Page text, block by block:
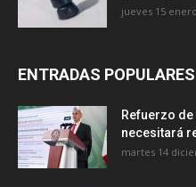
jueves 15
ENTRADAS POPULARES
Refuerzo de
necesitará
martes 14